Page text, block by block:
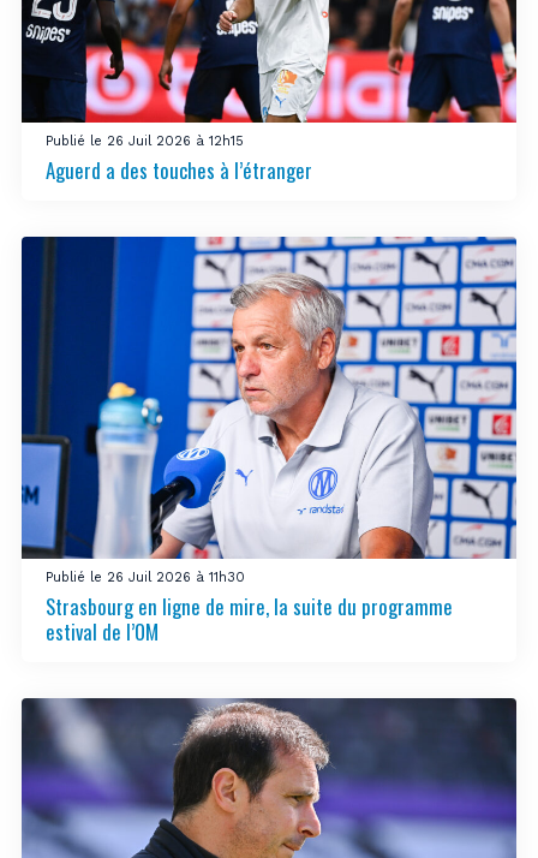
Publié le 26 Juil 2026 à 12h15
Aguerd a des touches à l’étranger
Publié le 26 Juil 2026 à 11h30
Strasbourg en ligne de mire, la suite du programme
estival de l’OM